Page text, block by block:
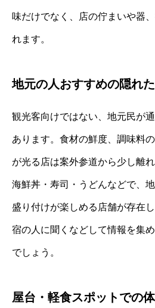
味だけでなく、店の佇まいや器
れます。
地元の人おすすめの隠れ
観光客向けではない、地元民が
あります。食材の鮮度、調味料
が光る店は案外参道から少し離
海鮮丼・寿司・うどんなどで、
盛り付けが楽しめる店舗が存在
宿の人に聞くなどして情報を集
でしょう。
屋台・軽食スポットでの